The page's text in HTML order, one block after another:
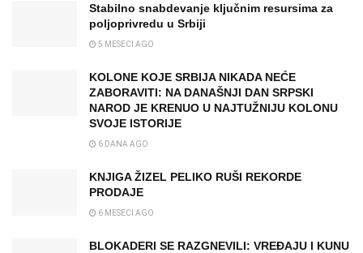
Stabilno snabdevanje ključnim resursima za
poljoprivredu u Srbiji
5 MESECI AGO
KOLONE KOJE SRBIJA NIKADA NEĆE
ZABORAVITI: NA DANAŠNJI DAN SRPSKI
NAROD JE KRENUO U NAJTUŽNIJU KOLONU
SVOJE ISTORIJE
6 DANA AGO
KNJIGA ŽIZEL PELIKO RUŠI REKORDE
PRODAJE
6 MESECI AGO
BLOKADERI SE RAZGNEVILI: VREĐAJU I KUNU